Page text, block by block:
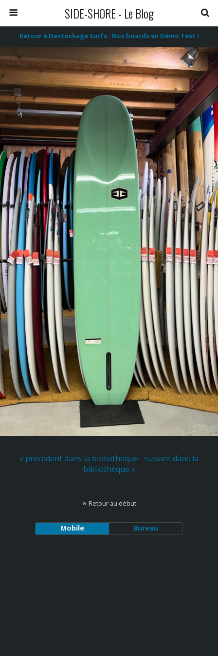
SIDE-SHORE - Le Blog
Retour à Destockage Surfs : Nos boards en Démo Test !
« précédent dans la bibliothèque suivant dans la
bibliothèque »
Retour au début
Mobile Bureau